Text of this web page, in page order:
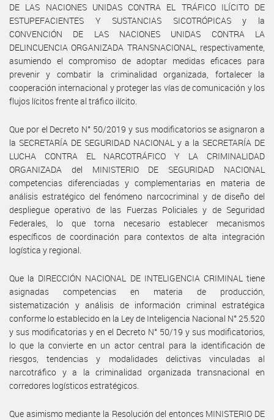
DE LAS NACIONES UNIDAS CONTRA EL TRÁFICO ILÍCITO DE
ESTUPEFACIENTES Y SUSTANCIAS SICOTRÓPICAS y la
CONVENCIÓN DE LAS NACIONES UNIDAS CONTRA LA
DELINCUENCIA ORGANIZADA TRANSNACIONAL, respectivamente,
asumiendo el compromiso de adoptar medidas eficaces para
prevenir y combatir la criminalidad organizada, fortalecer la
cooperación internacional y proteger las vías de comunicación y los
flujos lícitos frente al tráfico ilícito.
Que por el Decreto N° 50/2019 y sus modificatorios se asignaron a
la SECRETARÍA DE SEGURIDAD NACIONAL y a la SECRETARÍA DE
LUCHA CONTRA EL NARCOTRÁFICO Y LA CRIMINALIDAD
ORGANIZADA del MINISTERIO DE SEGURIDAD NACIONAL
competencias diferenciadas y complementarias en materia de
análisis estratégico del fenómeno narcocriminal y de diseño del
despliegue operativo de las Fuerzas Policiales y de Seguridad
Federales, lo que torna necesario establecer mecanismos
específicos de coordinación para contextos de alta integración
logística y regional.
Que la DIRECCIÓN NACIONAL DE INTELIGENCIA CRIMINAL tiene
asignadas competencias en materia de producción,
sistematización y análisis de información criminal estratégica
conforme lo establecido en la Ley de Inteligencia Nacional N° 25.520
y sus modificatorias y en el Decreto N° 50/19 y sus modificatorios,
lo que la convierte en un actor central para la identificación de
riesgos, tendencias y modalidades delictivas vinculadas al
narcotráfico y a la criminalidad organizada transnacional en
corredores logísticos estratégicos.
Que asimismo mediante la Resolución del entonces MINISTERIO DE